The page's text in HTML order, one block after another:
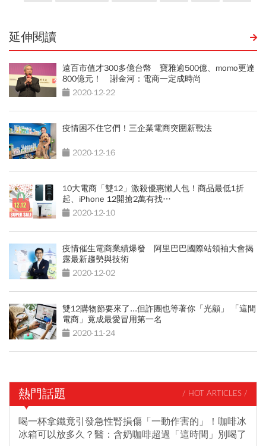
延伸閱讀
遠百市值才300多億台幣 寶雅逾500億、momo更達
800億元！ 謝金河：電商一定成時尚
2020-12-22
疫情困不住它們！三企業電商突圍新戰法
2020-12-16
10大電商「雙12」激殺優惠懶人包！商品最低1折
起、iPhone 12開搶2萬有找…
2020-12-10
疫情催生電商業績爆發 阿里巴巴國際站領袖大會揭
露最新趨勢與技術
2020-12-02
雙12購物節要來了...但詐團也等著你「光顧」 「這間
電商」竟成最愛冒用第一名
2020-11-24
熱門話題 / HOT ARTICLES /
喝一杯拿鐵竟引發急性腎損傷「一動作害的」！咖啡冰
冰箱可以放多久？醫：含奶咖啡超過「這時間」別喝了